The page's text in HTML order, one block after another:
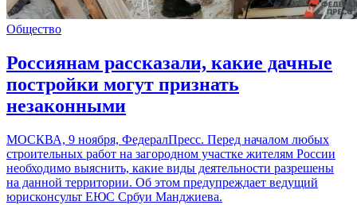
Общество
Россиянам рассказали, какие дачные
постройки могут признать
незаконными
МОСКВА, 9 ноября, ФедералПресс. Перед началом любых
строительных работ на загородном участке жителям России
необходимо выяснить, какие виды деятельности разрешены
на данной территории. Об этом предупреждает ведущий
юрисконсульт ЕЮС Србуи Манджиева.